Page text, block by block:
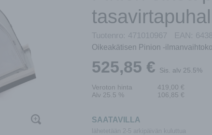
Tuotenro: 471010967 EAN:
Oikeakätisen Pinion -
525,85 € Sis. alv 25.5%
Veroton hinta 419,00 €
Alv 25.5 %
106,85 €
SAATAVILLA
lähetetään 2-5 arkipäivän kuluttua